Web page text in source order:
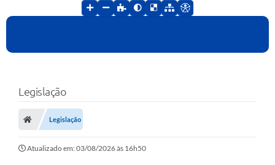
Legislação
Legislação
Atualizado em: 03/08/2026 às 16h50